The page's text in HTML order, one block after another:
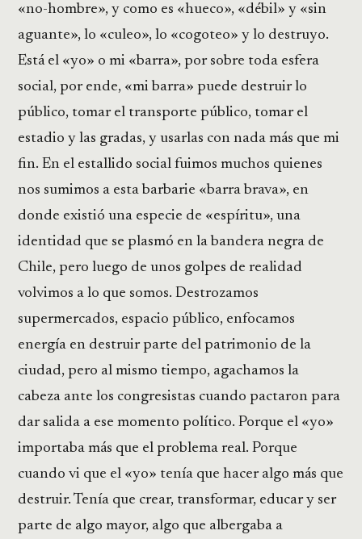
«no-hombre», y como es «hueco», «débil» y «sin
aguante», lo «culeo», lo «cogoteo» y lo destruyo.
Está el «yo» o mi «barra», por sobre toda esfera
social, por ende, «mi barra» puede destruir lo
público, tomar el transporte público, tomar el
estadio y las gradas, y usarlas con nada más que mi
fin. En el estallido social fuimos muchos quienes
nos sumimos a esta barbarie «barra brava», en
donde existió una especie de «espíritu», una
identidad que se plasmó en la bandera negra de
Chile, pero luego de unos golpes de realidad
volvimos a lo que somos. Destrozamos
supermercados, espacio público, enfocamos
energía en destruir parte del patrimonio de la
ciudad, pero al mismo tiempo, agachamos la
cabeza ante los congresistas cuando pactaron para
dar salida a ese momento político. Porque el «yo»
importaba más que el problema real. Porque
cuando vi que el «yo» tenía que hacer algo más que
destruir. Tenía que crear, transformar, educar y ser
parte de algo mayor, algo que albergaba a